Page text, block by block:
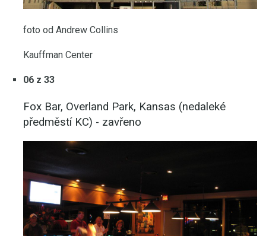
foto od Andrew Collins
Kauffman Center
06 z 33
Fox Bar, Overland Park, Kansas (nedaleké
předměstí KC) - zavřeno